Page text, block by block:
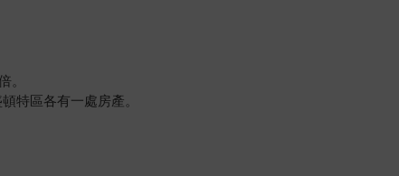
。
特區各有一處房產。